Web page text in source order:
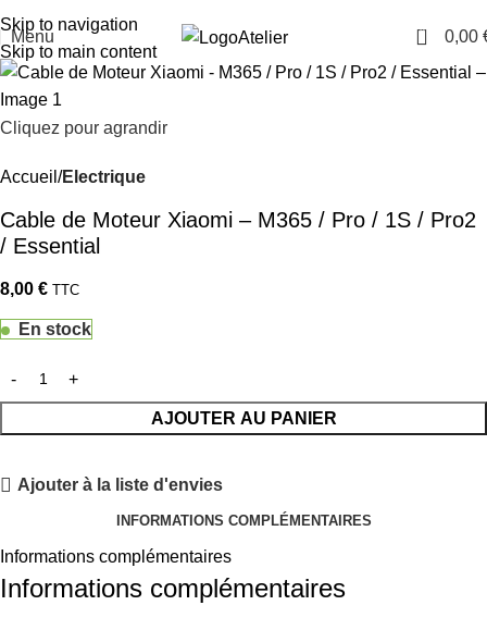
Skip to navigation
Skip to main content
Menu Atelier 0 0,00
Cliquez pour agrandir
Accueil Electrique
Cable de Moteur Xiaomi – M365 / Pro / 1S / Pro2
/ Essential
8,00 € TTC
En stock
AJOUTER AU PANIER
Ajouter à la liste d'envies
INFORMATIONS COMPLÉMENTAIRES
Informations complémentaires
Informations complémentaires